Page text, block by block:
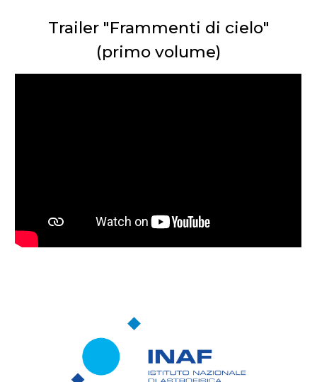
Trailer "Frammenti di cielo"
(primo volume)